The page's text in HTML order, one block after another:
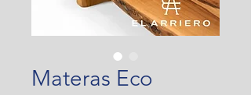
Materas Eco